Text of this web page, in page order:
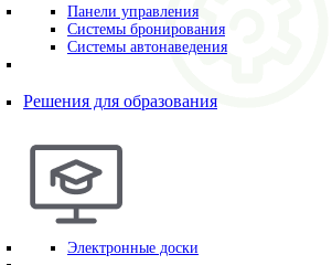
Панели управления
Системы бронирования
Системы автонаведения
Решения для образования
Электронные доски